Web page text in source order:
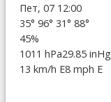
Пет, 07 12:00
35° 96° 31° 88°
45%
1011 hPa29.85 inHg
13 km/h E8 mph E